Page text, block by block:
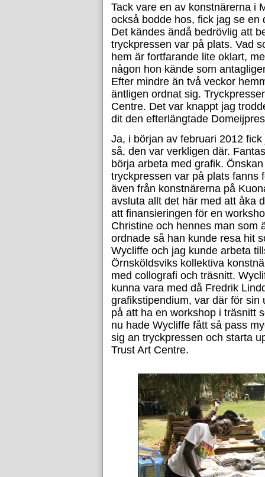
Tack vare en av konstnärerna i
också bodde hos, fick jag se
Det kändes ändå bedrövlig att
tryckpressen var på plats. Vad
hem är fortfarande lite oklart,
någon hon kände som
Efter mindre än två veckor
äntligen ordnat sig.
Centre. Det var knappt jag
dit den efterlängtade
Ja, i början av februari 2012
så, den var verkligen där.
börja arbeta med grafik.
tryckpressen var på plats fanns
även från konstnärerna på
avsluta allt det här med att åka
att finansieringen för en
Christine och hennes man som
ordnade så han kunde resa hit
Wycliffe och jag kunde arbeta
Örnsköldsviks kollektiva
med collografi och träsnitt.
kunna vara med då Fredrik
grafikstipendium, var där för
på att ha en workshop i träsnitt
nu hade Wycliffe fått så pass
sig an tryckpressen och starta
Trust Art Centre.